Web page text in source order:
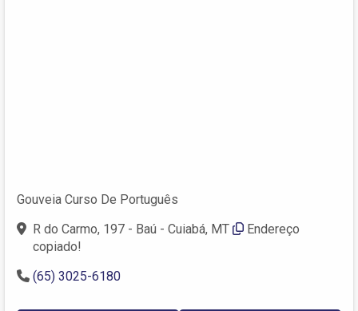
Gouveia Curso De Português
R do Carmo, 197 - Baú - Cuiabá, MT
Endereço
copiado!
(65) 3025-6180